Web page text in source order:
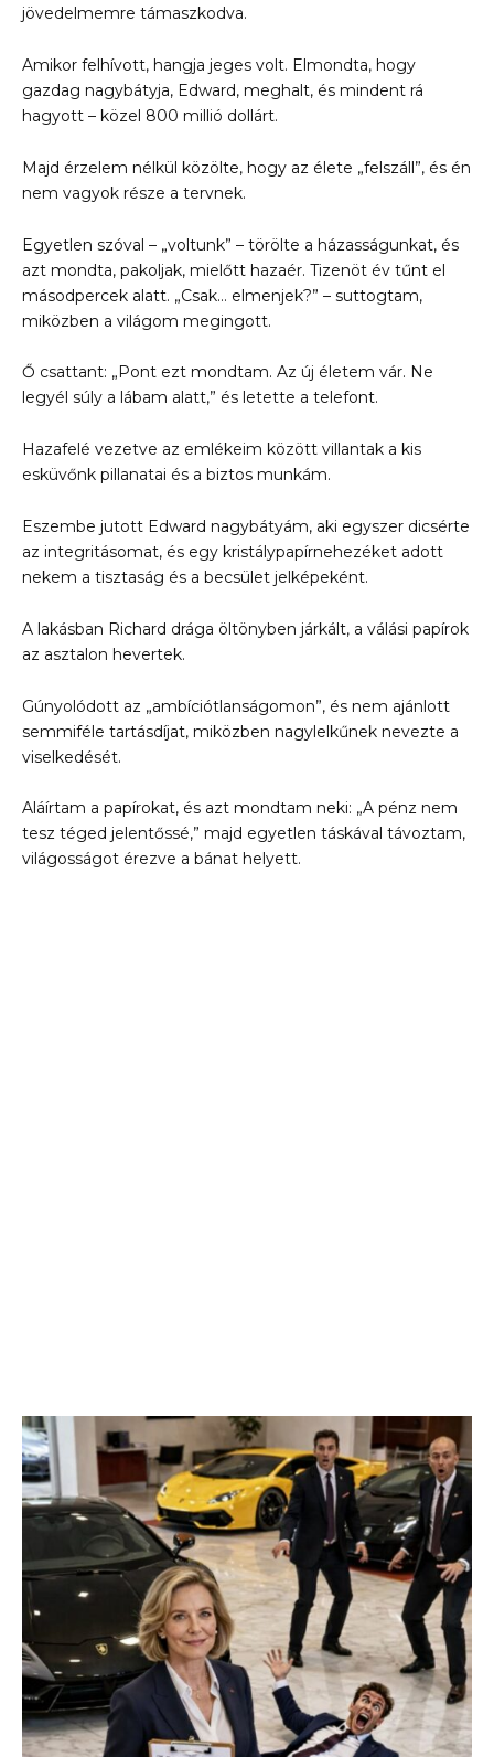
jövedelmemre támaszkodva.
Amikor felhívott, hangja jeges volt. Elmondta, hogy
gazdag nagybátyja, Edward, meghalt, és mindent rá
hagyott – közel 800 millió dollárt.
Majd érzelem nélkül közölte, hogy az élete „felszáll”, és én
nem vagyok része a tervnek.
Egyetlen szóval – „voltunk” – törölte a házasságunkat, és
azt mondta, pakoljak, mielőtt hazaér. Tizenöt év tűnt el
másodpercek alatt. „Csak… elmenjek?” – suttogtam,
miközben a világom megingott.
Ő csattant: „Pont ezt mondtam. Az új életem vár. Ne
legyél súly a lábam alatt,” és letette a telefont.
Hazafelé vezetve az emlékeim között villantak a kis
esküvőnk pillanatai és a biztos munkám.
Eszembe jutott Edward nagybátyám, aki egyszer dicsérte
az integritásomat, és egy kristálypapírnehezéket adott
nekem a tisztaság és a becsület jelképeként.
A lakásban Richard drága öltönyben járkált, a válási papírok
az asztalon hevertek.
Gúnyolódott az „ambíciótlanságomon”, és nem ajánlott
semmiféle tartásdíjat, miközben nagylelkűnek nevezte a
viselkedését.
Aláírtam a papírokat, és azt mondtam neki: „A pénz nem
tesz téged jelentőssé,” majd egyetlen táskával távoztam,
világosságot érezve a bánat helyett.